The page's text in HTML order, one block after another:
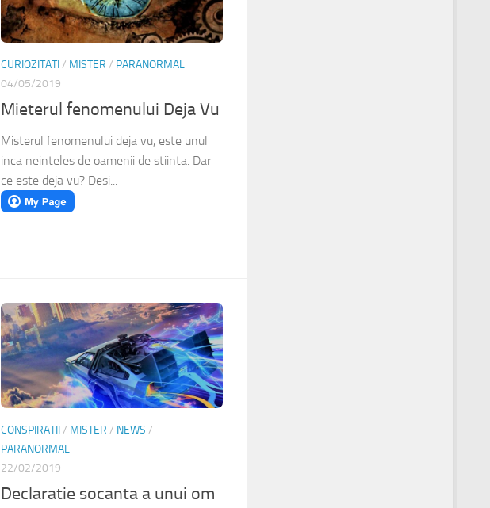
CURIOZITATI/ MISTER / PARANORMAL
04/05/2019
Mieterul fenomenului Deja Vu
Misterul fenomenului deja vu, este unul
inca neinteles de oamenii de stiinta. Dar
ce este deja vu? Desi...
CONSPIRATII/ MISTER / NEWS /
PARANORMAL
22/02/2019
Declaratie socanta a unui om